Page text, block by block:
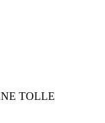
TOLLE